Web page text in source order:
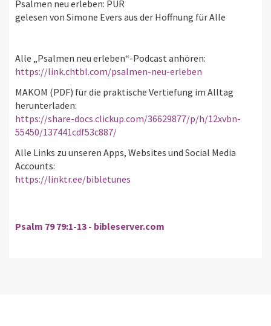
Psalmen neu erleben: PUR
gelesen von Simone Evers aus der Hoffnung für Alle
Alle „Psalmen neu erleben“-Podcast anhören:
https://link.chtbl.com/psalmen-neu-erleben
MAKOM (PDF) für die praktische Vertiefung im Alltag
herunterladen:
https://share-docs.clickup.com/36629877/p/h/12xvbn-
55450/137441cdf53c887/
Alle Links zu unseren Apps, Websites und Social Media
Accounts:
https://linktr.ee/bibletunes
Psalm 79 79:1-13 - bibleserver.com